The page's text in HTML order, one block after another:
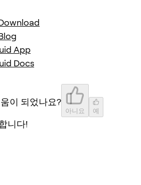
App
Docs
이 되었나요?
아니요 예
니다!